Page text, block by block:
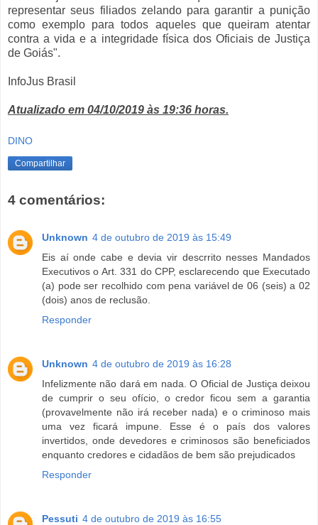
representar seus filiados zelando para garantir a punição
como exemplo para todos aqueles que queiram atentar
contra a vida e a integridade física dos Oficiais de Justiça
de Goiás".
InfoJus Brasil
Atualizado em 04/10/2019 às 19:36 horas.
DINO
Compartilhar
4 comentários:
Unknown 4 de outubro de 2019 às 15:49
Eis aí onde cabe e devia vir descrrito nesses Mandados
Executivos o Art. 331 do CPP, esclarecendo que Executado
(a) pode ser recolhido com pena variável de 06 (seis) a 02
(dois) anos de reclusão.
Responder
Unknown 4 de outubro de 2019 às 16:28
Infelizmente não dará em nada. O Oficial de Justiça deixou
de cumprir o seu ofício, o credor ficou sem a garantia
(provavelmente não irá receber nada) e o criminoso mais
uma vez ficará impune. Esse é o país dos valores
invertidos, onde devedores e criminosos são beneficiados
enquanto credores e cidadãos de bem são prejudicados
Responder
Pessuti 4 de outubro de 2019 às 16:55